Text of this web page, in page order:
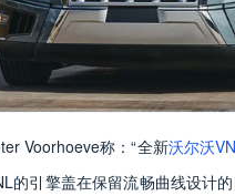
Voorhoeve称：“全新沃尔沃
的引擎盖在保留流畅曲线设计